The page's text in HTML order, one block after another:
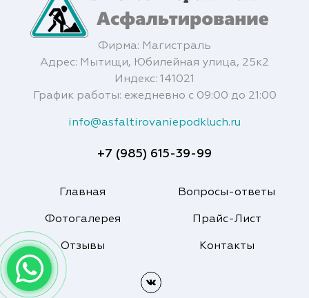
Фирма: Магистраль
Адрес: Мытищи, Юбилейная улица, 25к2
Индекс: 141021
График работы: ежедневно с 09:00 до 21:00
info@asfaltirovaniepodkluch.ru
+7 (985) 615-39-99
Главная Вопросы-ответы
Фотогалерея Прайс-Лист
Отзывы Контакты